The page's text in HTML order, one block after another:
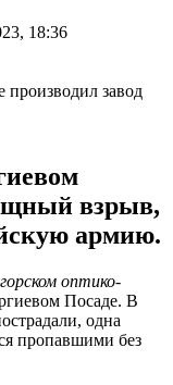
18:36
взрыв,
армию.
оптико-
Посаде. В
одна
пропавшими без